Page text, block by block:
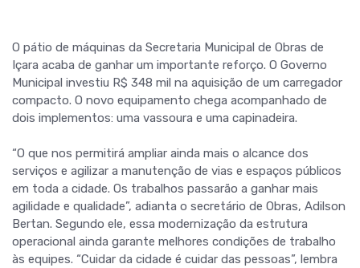
O pátio de máquinas da Secretaria Municipal de Obras de
Içara acaba de ganhar um importante reforço. O Governo
Municipal investiu R$ 348 mil na aquisição de um carregador
compacto. O novo equipamento chega acompanhado de
dois implementos: uma vassoura e uma capinadeira.
“O que nos permitirá ampliar ainda mais o alcance dos
serviços e agilizar a manutenção de vias e espaços públicos
em toda a cidade. Os trabalhos passarão a ganhar mais
agilidade e qualidade”, adianta o secretário de Obras, Adilson
Bertan. Segundo ele, essa modernização da estrutura
operacional ainda garante melhores condições de trabalho
às equipes. “Cuidar da cidade é cuidar das pessoas”, lembra